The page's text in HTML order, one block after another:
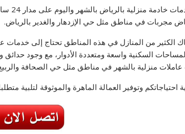
نحن
مجربات في مناطق مثل حي الإزدهار والغدير بالرياض.
الكثير من المنازل في هذه المناطق تحتاج إلى خدمات
السكنية واسعة ومتعددة الأدوار، مع وجود
منزلية بالشهر في مناطق مثل حي الصحافة
احتياجاتكم وتوفير العمالة الماهرة والموثوقة لتلبية